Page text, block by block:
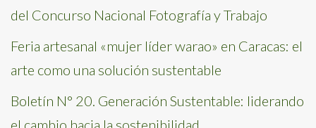
del Concurso Nacional Fotografía y Trabajo
Feria artesanal «mujer líder warao» en Caracas: el
arte como una solución sustentable
Boletín N° 20. Generación Sustentable: liderando
el cambio hacia la sostenibilidad